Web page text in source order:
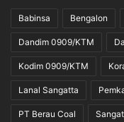
Babinsa Bengalon
Dandim 0909/KTM
Kodim 0909/KTM
Lanal Sangatta
PT Berau Coal